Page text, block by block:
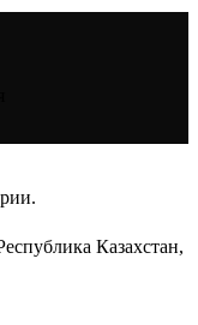
Казахстан,